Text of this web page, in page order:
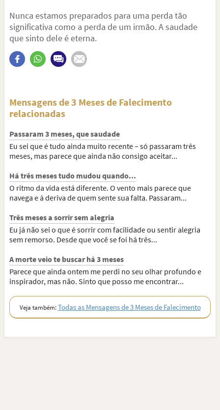
Nunca estamos preparados para uma perda tão
significativa como a perda de um irmão. A saudade
que sinto dele é eterna.
Mensagens de 3 Meses de Falecimento
relacionadas
Passaram 3 meses, que saudade
Eu sei que é tudo ainda muito recente – só passaram três
meses, mas parece que ainda não consigo aceitar...
Há três meses tudo mudou quando...
O ritmo da vida está diferente. O vento mais parece que
navega e à deriva de quem sente sua falta. Passaram...
Três meses a sorrir sem alegria
Eu já não sei o que é sorrir com facilidade ou sentir alegria
sem remorso. Desde que você se foi há três...
A morte veio te buscar há 3 meses
Parece que ainda ontem me perdi no seu olhar profundo e
inspirador, mas não. Sinto que posso me encontrar...
Veja também:Todas as Mensagens de 3 Meses de Falecimento